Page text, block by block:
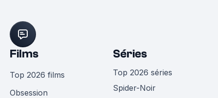
Films
Top 2026 films
Obsession
Séries
Top 2026 séries
Spider-Noir